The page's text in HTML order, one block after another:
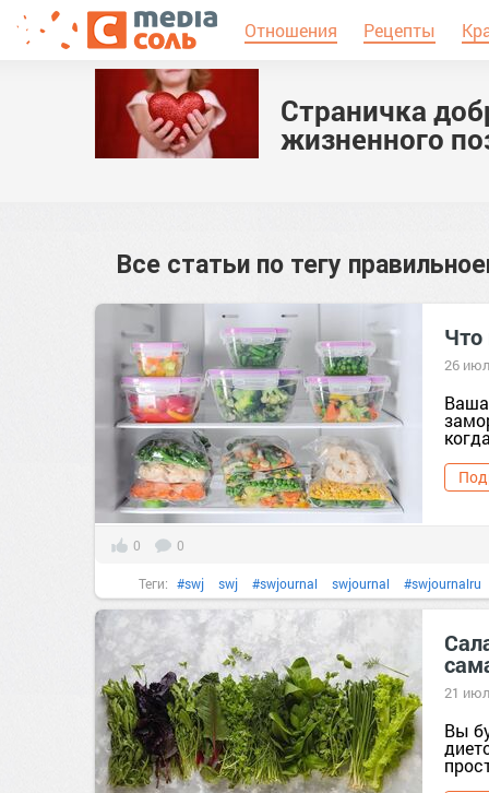
Отношения Рецепты
Страничка
жизненного
Все статьи по тегу
Что
26
0 0
Теги: #swj swj #swjournal swjournal #swjournalru
домашняякухня
#правильноепитание правильноепитание
21
Вы